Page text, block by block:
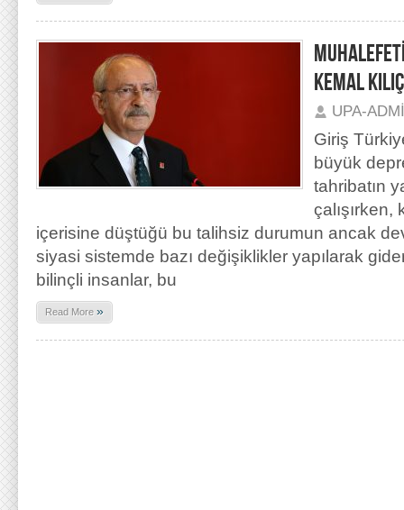
KEMAL
UPA-
Giriş
büyük
tahribatın
içerisine düştüğü bu talihsiz durumun ancak
siyasi sistemde bazı değişiklikler yapılarak
bilinçli insanlar, bu
Read More »